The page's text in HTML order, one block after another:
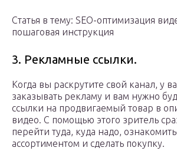
Статья в тему: SEO-оптимизация
пошаговая инструкция
3. Рекламные ссылки.
Когда вы раскрутите свой канал, у
заказывать рекламу и вам нужно
ссылки на продвигаемый товар в
видео. С помощью этого зритель
перейти туда, куда надо,
ассортиментом и сделать покупку.